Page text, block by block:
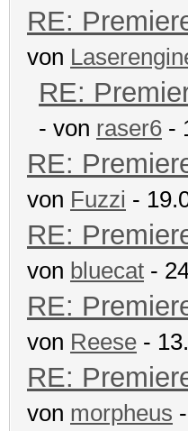
RE:
von
RE:
- von raser6 -
RE:
von Fuzzi -
RE:
von bluecat -
RE:
von Reese -
RE:
von morpheus